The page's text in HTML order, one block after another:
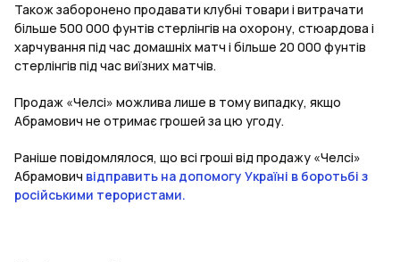
Також заборонено продавати клубні товари і витрачати
більше 500 000 фунтів стерлінгів на охорону, стюардова і
харчування під час домашніх матч і більше 20 000 фунтів
стерлінгів під час виїзних матчів.
Продаж «Челсі» можлива лише в тому випадку, якщо
Абрамович не отримає грошей за цю угоду.
Раніше повідомлялося, що всі гроші від продажу «Челсі»
Абрамович відправить на допомогу Україні в боротьбі з
російськими терористами.